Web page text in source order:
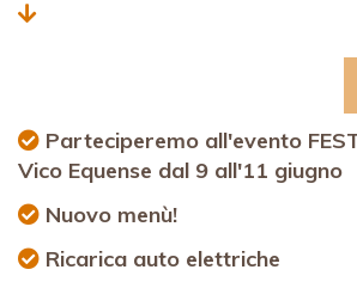
Parteciperemo all'evento
Vico Equense dal 9 all'11 giugno
Nuovo menù!
Ricarica auto elettriche